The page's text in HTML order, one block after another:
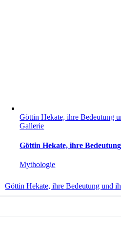
Göttin Hekate, ihre Bedeutung
Gallerie
Göttin Hekate, ihre
Mythologie
Göttin Hekate, ihre Bedeutung und